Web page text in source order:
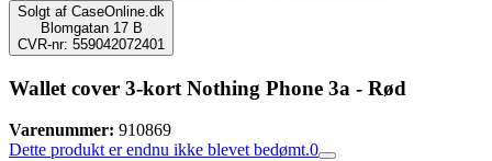
Solgt af CaseOnline.dk
Blomgatan 17 B
CVR-nr: 559042072401
Wallet cover 3-kort Nothing Phone 3a - Rød
Varenummer: 910869
Dette produkt er endnu ikke blevet bedømt.0